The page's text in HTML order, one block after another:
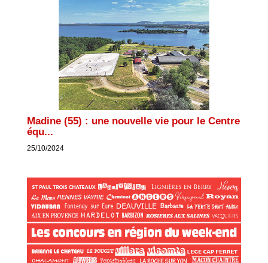
Madine (55) : une nouvelle vie pour le Centre
équ...
25/10/2024